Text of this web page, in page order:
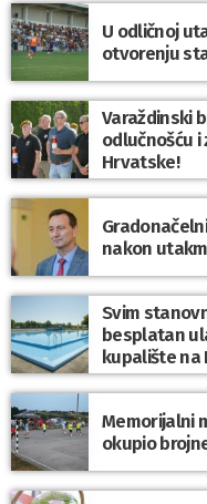
U odličnoj
otvorenju
Varaždinski
odlučnošću
Hrvatske!
nakon
Svim
besplatan
kupalište na
Memorijalni
okupio